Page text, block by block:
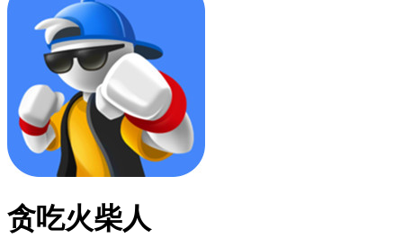
贪吃火柴人